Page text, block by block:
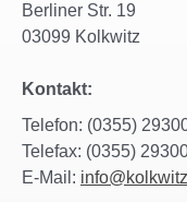
Berliner Str. 19
03099 Kolkwitz
Kontakt:
Telefon: (0355)
Telefax: (0355)
E-Mail: